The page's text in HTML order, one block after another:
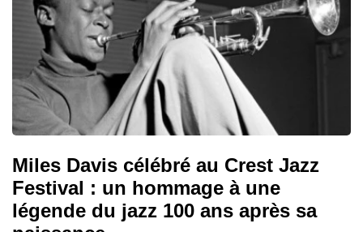
Miles Davis célébré au Crest Jazz
Festival : un hommage à une
légende du jazz 100 ans après sa